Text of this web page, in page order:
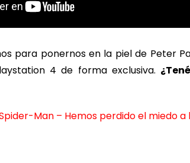
para ponernos en la piel de Peter
4 de forma exclusiva.
Man – Hemos perdido el miedo a